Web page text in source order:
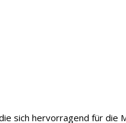
sich hervorragend für die